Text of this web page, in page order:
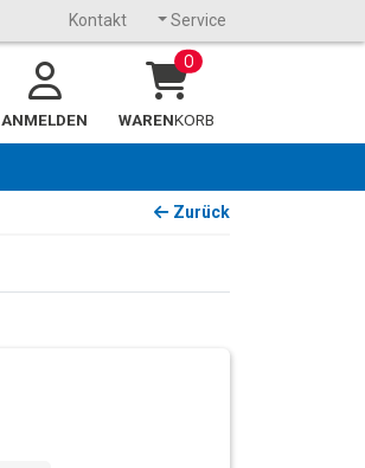
Kontakt Service
ANMELDEN
0
WARENKORB
Zurück